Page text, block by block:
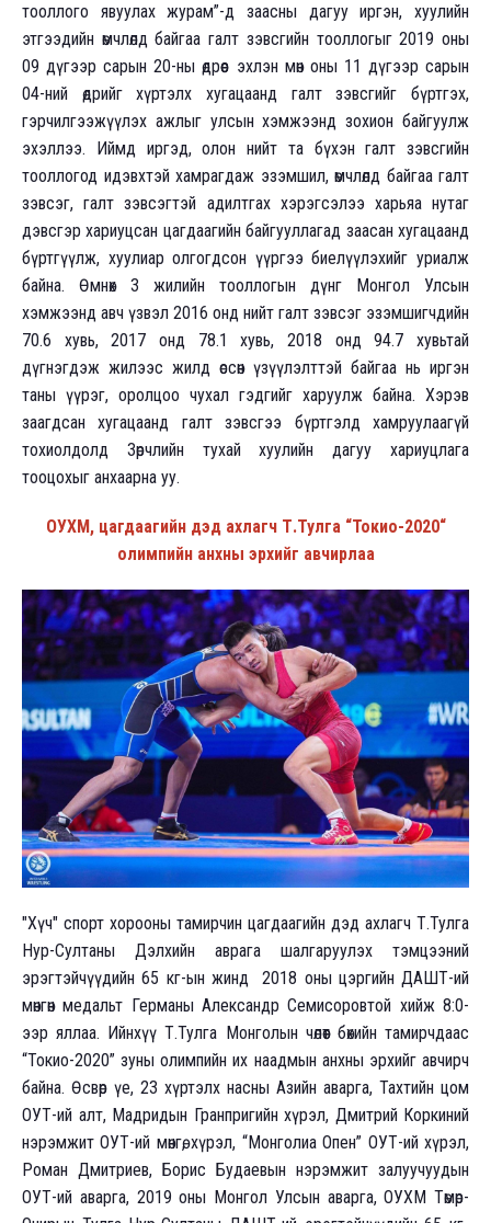
тооллого явуулах журам”-д заасны дагуу иргэн, хуулийн
этгээдийн өмчлөлд байгаа галт зэвсгийн тооллогыг 2019 оны
09 дүгээр сарын 20-ны өдрөөс эхлэн мөн оны 11 дүгээр сарын
04-ний өдрийг хүртэлх хугацаанд галт зэвсгийг бүртгэх,
гэрчилгээжүүлэх ажлыг улсын хэмжээнд зохион байгуулж
эхэллээ. Иймд иргэд, олон нийт та бүхэн галт зэвсгийн
тооллогод идэвхтэй хамрагдаж эзэмшил, өмчлөлд байгаа галт
зэвсэг, галт зэвсэгтэй адилтгах хэрэгсэлээ харьяа нутаг
дэвсгэр хариуцсан цагдаагийн байгууллагад заасан хугацаанд
бүртгүүлж, хуулиар олгогдсон үүргээ биелүүлэхийг уриалж
байна. Өмнөх 3 жилийн тооллогын дүнг Монгол Улсын
хэмжээнд авч үзвэл 2016 онд нийт галт зэвсэг эзэмшигчдийн
70.6 хувь, 2017 онд 78.1 хувь, 2018 онд 94.7 хувьтай
дүгнэгдэж жилээс жилд өссөн үзүүлэлттэй байгаа нь иргэн
таны үүрэг, оролцоо чухал гэдгийг харуулж байна. Хэрэв
заагдсан хугацаанд галт зэвсгээ бүртгэлд хамруулаагүй
тохиолдолд Зөрчлийн тухай хуулийн дагуу хариуцлага
тооцохыг анхаарна уу.
ОУХМ, цагдаагийн дэд ахлагч Т.Тулга “Токио-2020“
олимпийн анхны эрхийг авчирлаа
"Хүч" спорт хорооны тамирчин цагдаагийн дэд ахлагч Т.Тулга
Нур-Султаны Дэлхийн аврага шалгаруулэх тэмцээний
эрэгтэйчүүдийн 65 кг-ын жинд 2018 оны цэргийн ДАШТ-ий
мөнгөн медальт Германы Александр Семисоровтой хийж 8:0-
ээр яллаа. Ийнхүү Т.Тулга Монголын чөлөөт бөхийн тамирчдаас
“Токио-2020” зуны олимпийн их наадмын анхны эрхийг авчирч
байна. Өсвөр үе, 23 хүртэлх насны Азийн аварга, Тахтийн цом
ОУТ-ий алт, Мадридын Гранпригийн хүрэл, Дмитрий Коркиний
нэрэмжит ОУТ-ий мөнгө, хүрэл, “Монголиа Опен” ОУТ-ий хүрэл,
Роман Дмитриев, Борис Будаевын нэрэмжит залуучуудын
ОУТ-ий аварга, 2019 оны Монгол Улсын аварга, ОУХМ Төмөр-